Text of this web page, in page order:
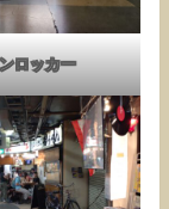
ロッカー